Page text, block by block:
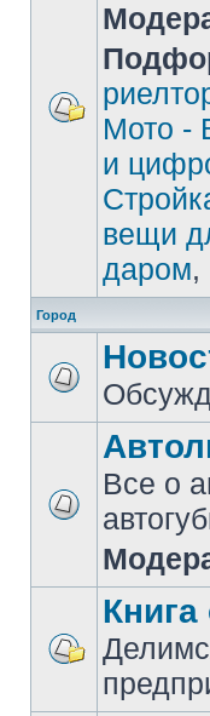
Мото -
и
вещи
даром,
Город
Все о